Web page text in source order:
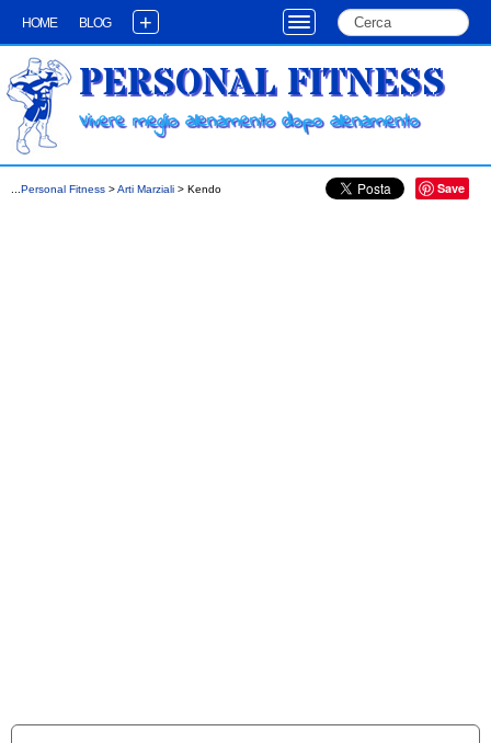
HOME BLOG +
PERSONAL FITNESS
Vivere meglio allenamento dopo allenamento
Save
Personal Fitness >Arti Marziali > Kendo